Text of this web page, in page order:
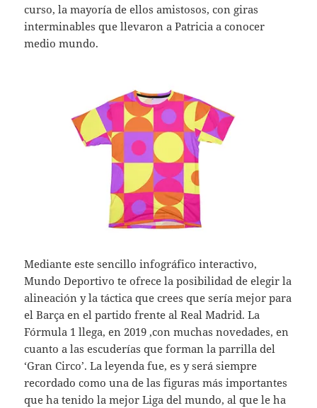
curso, la mayoría de ellos amistosos, con giras
interminables que llevaron a Patricia a conocer
medio mundo.
Mediante este sencillo infográfico interactivo,
Mundo Deportivo te ofrece la posibilidad de elegir la
alineación y la táctica que crees que sería mejor para
el Barça en el partido frente al Real Madrid. La
Fórmula 1 llega, en 2019 ,con muchas novedades, en
cuanto a las escuderías que forman la parrilla del
‘Gran Circo’. La leyenda fue, es y será siempre
recordado como una de las figuras más importantes
que ha tenido la mejor Liga del mundo, al que le ha